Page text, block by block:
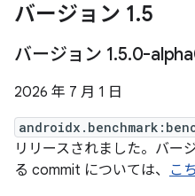
バージョン 1.5
バージョン 1.5.0-
2026 年 7 月 1 日
リリースされました。バー
る commit については、 こ